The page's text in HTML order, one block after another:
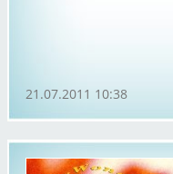
21.07.2011 10:38